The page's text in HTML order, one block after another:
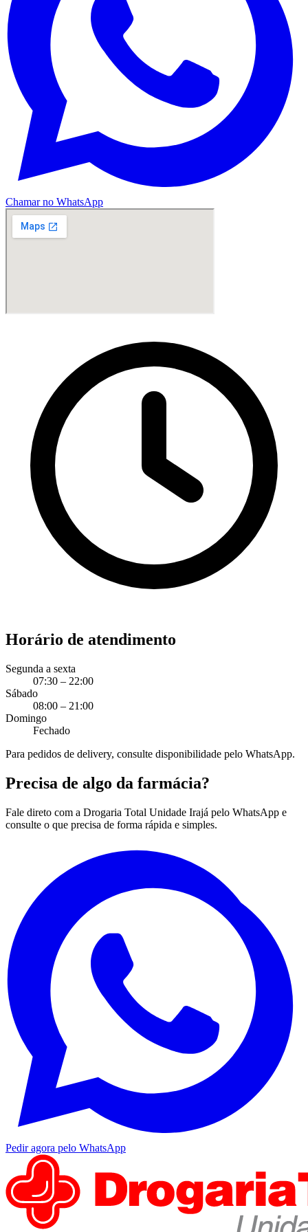
Chamar no WhatsApp
Horário de atendimento
Segunda a sexta
07:30 – 22:00
Sábado
08:00 – 21:00
Domingo
Fechado
Para pedidos de delivery, consulte disponibilidade pelo WhatsApp.
Precisa de algo da farmácia?
Fale direto com a Drogaria Total Unidade Irajá pelo WhatsApp e
consulte o que precisa de forma rápida e simples.
Pedir agora pelo WhatsApp